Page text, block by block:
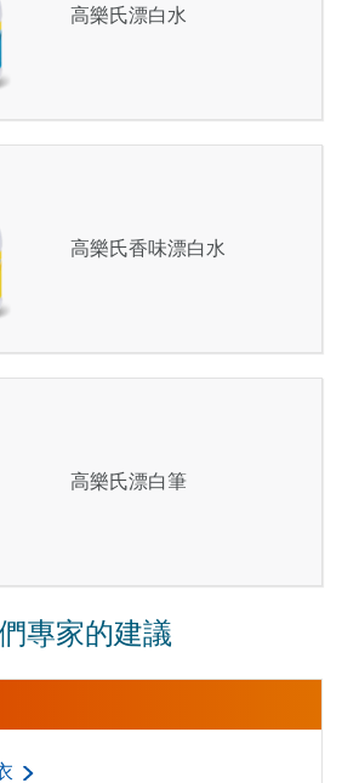
高樂氏漂白水
高樂氏香味漂白水
高樂氏漂白筆
專家的建議